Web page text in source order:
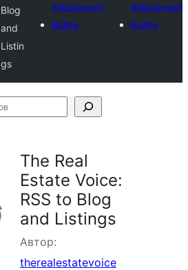
Blog
and
Listin
gs
избранные
Войти
избранные
Войти
The Real
Estate Voice:
RSS to Blog
and Listings
Автор:
therealestatevoice